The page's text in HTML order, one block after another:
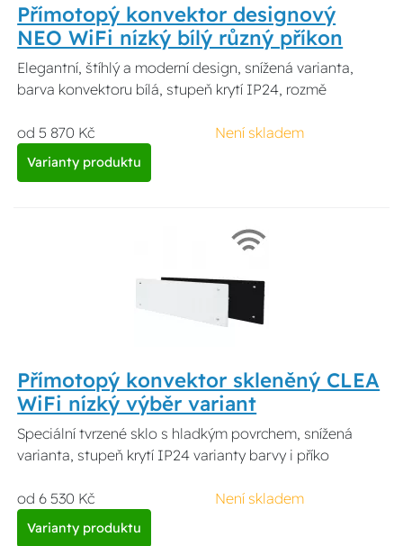
Přímotopý konvektor designový
NEO WiFi nízký bílý různý příkon
Elegantní, štíhlý a moderní design, snížená varianta,
barva konvektoru bílá, stupeň krytí IP24, rozmě
od 5 870 Kč Není skladem
Varianty produktu
Přímotopý konvektor skleněný CLEA
WiFi nízký výběr variant
Speciální tvrzené sklo s hladkým povrchem, snížená
varianta, stupeň krytí IP24 varianty barvy i příko
od 6 530 Kč Není skladem
Varianty produktu